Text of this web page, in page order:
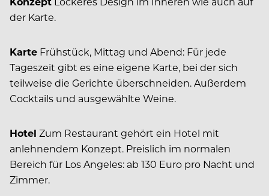
der Karte.
Karte Frühstück, Mittag und Abend: Für jede
Tageszeit gibt es eine eigene Karte, bei der sich
teilweise die Gerichte überschneiden. Außerdem
Cocktails und ausgewählte Weine.
Hotel Zum Restaurant gehört ein Hotel mit
anlehnendem Konzept. Preislich im normalen
Bereich für Los Angeles: ab 130 Euro pro Nacht und
Zimmer.